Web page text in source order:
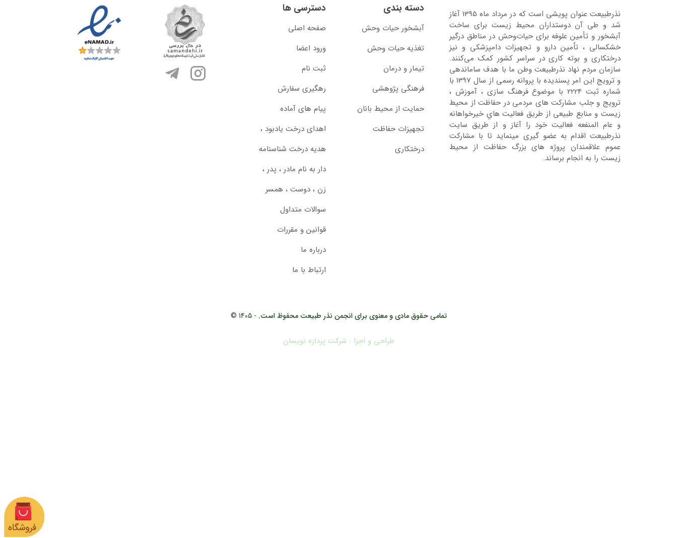
نذرطبیعت عنوان پویشی است که در مرداد ماه 1395 آغاز
شد و طی آن دوستداران محیط زیست برای ساخت
آبشخور و تأمین علوفه برای حیات‌وحش در مناطق درگیر
خشکسالی ، تاٌمین دارو و تجهیزات دامپزشکی و نیز
درختکاری و بوته کاری در سراسر کشور کمک می‌کنند.
سازمان مردم نهاد نذرطبیعت وطن ما با هدف ساماندهی
و ترویج این امر پسندیده با پروانه رسمی از سال 1397 با
شماره ثبت 2224 با موضوع فرهنگ سازی ، آموزش ،
ترویج و جلب مشارکت های مردمی در حفاظت از محیط
زیست و منابع طبیعی از طریق فعالیت هاي خیرخواهانه
و عام المنفعه فعالیت خود را آغاز و از طریق سایت
نذرطبیعت اقدام به عضو گیری مینماید تا با مشارکت
عموم علاقمندان پروژه های بزرگ حفاظت از محیط
زیست را به انجام برساند.
دسته بندی
آبشخور حیات وحش
تغذیه حیات وحش
تیمار و درمان
فرهنگی پژوهشی
حمایت از محیط بانان
تجهیزات حفاظت
درختکاری
دسترسی ها
صفحه اصلی
ورود اعضا
ثبت نام
رهگیری سفارش
پیام های آماده
اهدای درخت یادبود ،‌
هدیه درخت شناسنامه
دار به نام مادر ، پدر ،
زن ، دوست ، همسر
سوالات متداول
قوانین و مقررات
درباره ما
ارتباط با ما
تمامی حقوق مادی و معنوی برای انجمن نذر طبیعت محفوظ است. - 1405 ©
طراحی و اجرا : شرکت پردازه نویسان